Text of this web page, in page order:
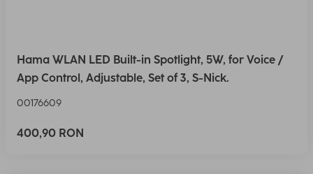
Hama WLAN LED Built-in Spotlight, 5W, for Voice /
App Control, Adjustable, Set of 3, S-Nick.
00176609
400,90 RON